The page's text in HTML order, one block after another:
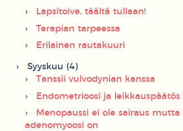
Lapsitoive, täältä tullaan!
Terapian tarpeessa
Erilainen rautakuuri
Syyskuu (4)
Tanssii vulvodynian kanssa
Endometrioosi ja leikkauspäätös
Menopaussi ei ole sairaus mutta
adenomyoosi on